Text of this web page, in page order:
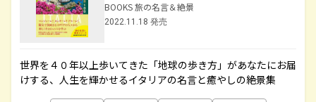
BOOKS 旅の名言＆絶景
2022.11.18 発売
世界を４０年以上歩いてきた「地球の歩き方」があなたにお届
けする、人生を輝かせるイタリアの名言と癒やしの絶景集